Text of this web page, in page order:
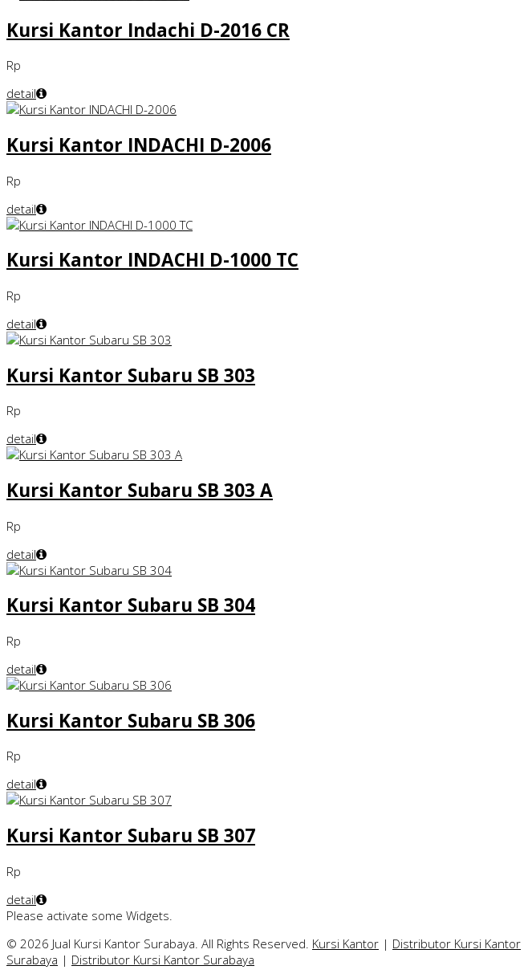
Kursi Kantor Indachi D-2016 CR
Rp
detail
Kursi Kantor INDACHI D-2006
Rp
detail
Kursi Kantor INDACHI D-1000 TC
Rp
detail
Kursi Kantor Subaru SB 303
Rp
detail
Kursi Kantor Subaru SB 303 A
Rp
detail
Kursi Kantor Subaru SB 304
Rp
detail
Kursi Kantor Subaru SB 306
Rp
detail
Kursi Kantor Subaru SB 307
Rp
detail
Please activate some Widgets.
© 2026 Jual Kursi Kantor Surabaya. All Rights Reserved. Kursi Kantor | Distributor Kursi Kantor
Surabaya | Distributor Kursi Kantor Surabaya